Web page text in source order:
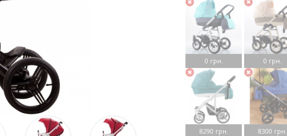
0 грн. 0 грн.
8290 грн. 8300 грн.